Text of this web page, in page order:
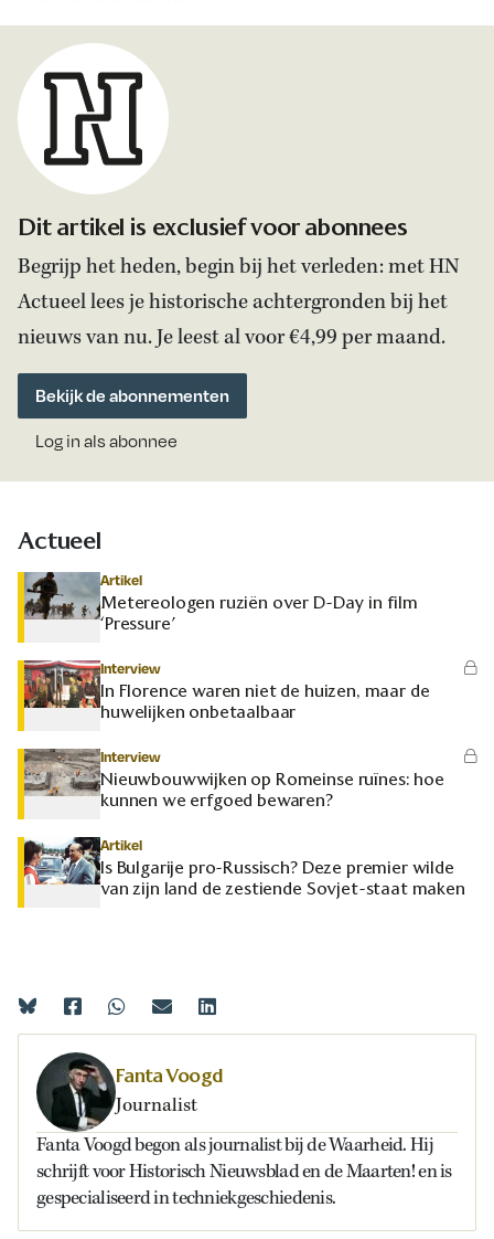
Dit artikel is exclusief voor abonnees
Begrijp het heden, begin bij het verleden: met HN
Actueel lees je historische achtergronden bij het
nieuws van nu. Je leest al voor €4,99 per maand.
Bekijk de abonnementen
Log in als abonnee
Actueel
Artikel
Metereologen ruziën over D-Day in film
‘Pressure’
Interview
In Florence waren niet de huizen, maar de
huwelijken onbetaalbaar
Interview
Nieuwbouwwijken op Romeinse ruïnes: hoe
kunnen we erfgoed bewaren?
Artikel
Is Bulgarije pro-Russisch? Deze premier wilde
van zijn land de zestiende Sovjet-staat maken
Fanta Voogd
Journalist
Fanta Voogd begon als journalist bij de Waarheid. Hij
schrijft voor Historisch Nieuwsblad en de Maarten! en is
gespecialiseerd in techniekgeschiedenis.